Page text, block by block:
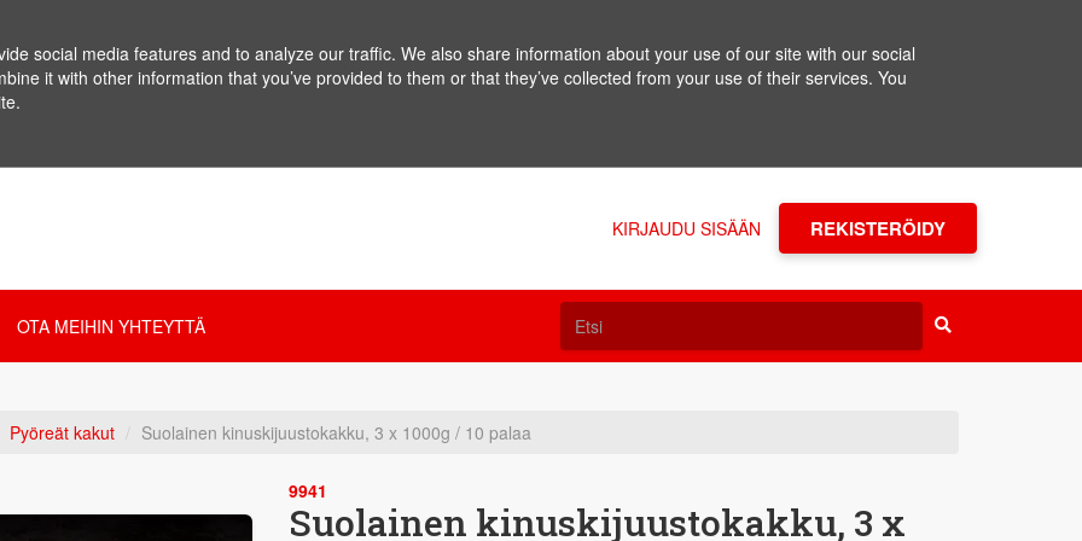
social media features and to analyze our traffic. We also share information about your use of our site with our social
it with other information that you’ve provided to them or that they’ve collected from your use of their services. You
KIRJAUDU SISÄÄN REKISTERÖIDY
OTA MEIHIN YHTEYTTÄ
Pyöreät kakut Suolainen kinuskijuustokakku, 3 x 1000g / 10 palaa
9941
Suolainen kinuskijuustokakku, 3 x